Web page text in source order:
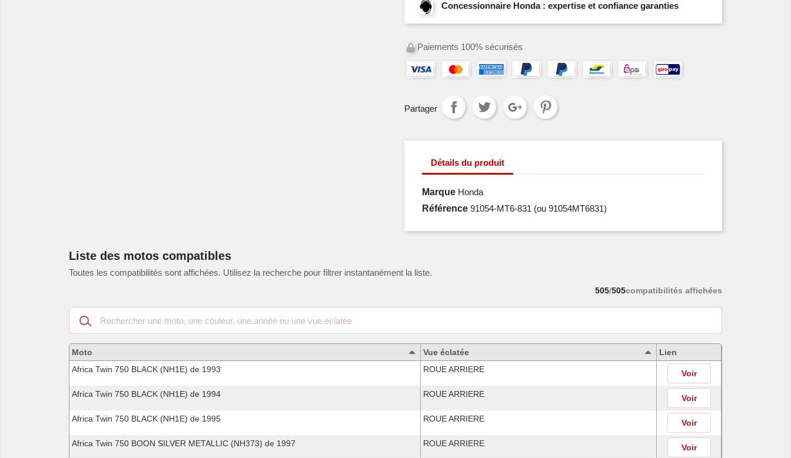
Concessionnaire Honda : expertise et confiance garanties
Paiements 100% sécurisés
Partager
Détails du produit
Marque Honda
Référence 91054-MT6-831 (ou 91054MT6831)
Liste des motos compatibles
Toutes les compatibilités sont affichées. Utilisez la recherche pour filtrer instantanément la liste.
505/505compatibilités affichées
Recherche
dans
les
motos
compatibles
Moto Vue éclatée
Lien
Africa Twin 750 BLACK (NH1E) de 1993
ROUE ARRIERE Voir
Africa Twin 750 BLACK (NH1E) de 1994 ROUE ARRIERE Voir
Africa Twin 750 BLACK (NH1E) de 1995 ROUE ARRIERE Voir
Africa Twin 750 BOON SILVER METALLIC (NH373) de 1997 ROUE ARRIERE Voir